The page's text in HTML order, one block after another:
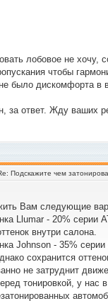
лобовое не хочу,
чтобы
было дискомфорта в
за ответ. Жду ваших
Подскажите чем
Вам следующие
Llumar - 20% серии
внутри салона.
Johnson - 35%
сохранится
не затруднит
тонировкой, у нас